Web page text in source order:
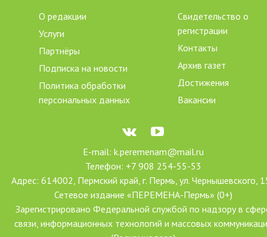
О редакции
Услуги
Партнёры
Подписка на новости
Политика обработки
персональных данных
Свидетельство о
регистрации
Контакты
Архив газет
Достижения
Вакансии
E-mail: k.peremenam@mail.ru
Телефон: +7 908 254-55-53
Адрес: 614002, Пермский край, г. Пермь, ул. Чернышевского,
Сетевое издание «ПЕРЕМЕНА-Пермь» (0+)
Зарегистрировано Федеральной службой по надзору в
связи, информационных технологий и массовых